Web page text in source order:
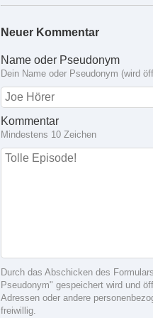
Neuer Kommentar
Name oder Pseudonym
Dein Name oder Pseudonym (wird
Kommentar
Mindestens 10 Zeichen
Durch das Abschicken des
Pseudonym" gespeichert wird und
Adressen oder andere
freiwillig.